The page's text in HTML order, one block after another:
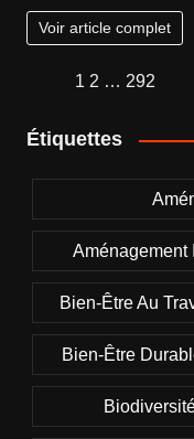
Voir article complet
1 2 … 292
Étiquettes
Aménagement
Bien-Être Au
Bien-Être